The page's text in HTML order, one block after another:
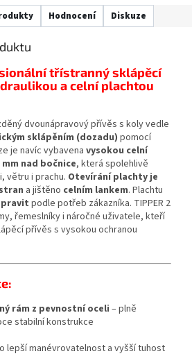
Hodnocení Diskuze
třístranný sklápěcí
a celní plachtou
dvounápravový přívěs s koly vedle
sklápěním (dozadu) pomocí
je navíc vybavena vysokou celní
mm nad bočnice, která spolehlivě
větru i prachu. Otevírání plachty je
a jištěno celním lankem. Plachtu
podle potřeb zákazníka. TIPPER 2
řemeslníky i náročné uživatele, kteří
přívěs s vysokou ochranou
rám z pevnostní oceli – plně
stabilní konstrukce
lepší manévrovatelnost a vyšší tuhost